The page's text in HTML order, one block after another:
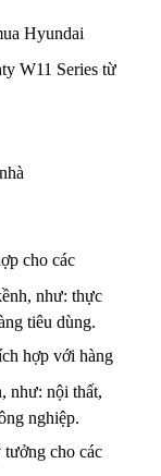
Hyundai
W11 Series từ
cho các
như: thực
tiêu dùng.
hợp với hàng
như: nội thất,
nghiệp.
cho các